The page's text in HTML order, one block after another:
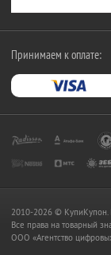
Принимаем к оплате:
2010-2026 © КупиКупон.
Все права на товарный
OOO «Агентство